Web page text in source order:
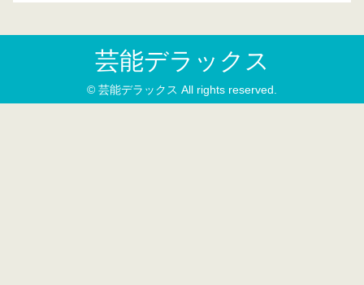
芸能デラックス
© 芸能デラックス All rights reserved.